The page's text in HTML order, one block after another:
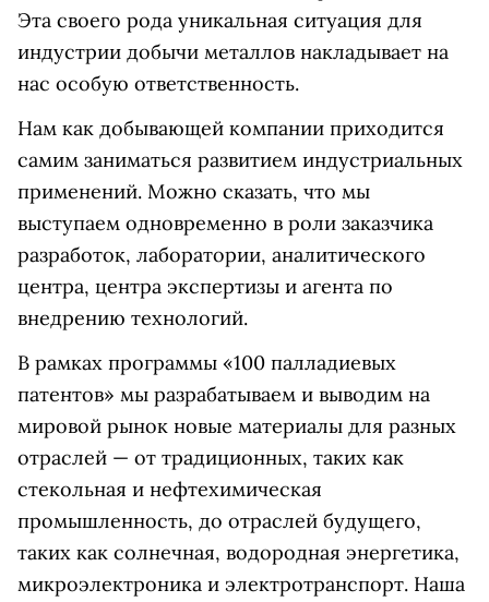
Эта своего рода уникальная ситуация для
индустрии добычи металлов накладывает на
нас особую ответственность.
Нам как добывающей компании приходится
самим заниматься развитием индустриальных
применений. Можно сказать, что мы
выступаем одновременно в роли заказчика
разработок, лаборатории, аналитического
центра, центра экспертизы и агента по
внедрению технологий.
В рамках программы «100 палладиевых
патентов» мы разрабатываем и выводим на
мировой рынок новые материалы для разных
отраслей — от традиционных, таких как
стекольная и нефтехимическая
промышленность, до отраслей будущего,
таких как солнечная, водородная энергетика,
микро­электроника и электротранспорт. Наша